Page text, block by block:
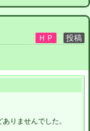
りませんでした。